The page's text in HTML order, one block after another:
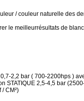
/ couleur naturelle des
le meilleurrésultats de
2,2 bar ( 700-2200hps )
STATIQUE 2,5-4,5 bar
/ CM²)